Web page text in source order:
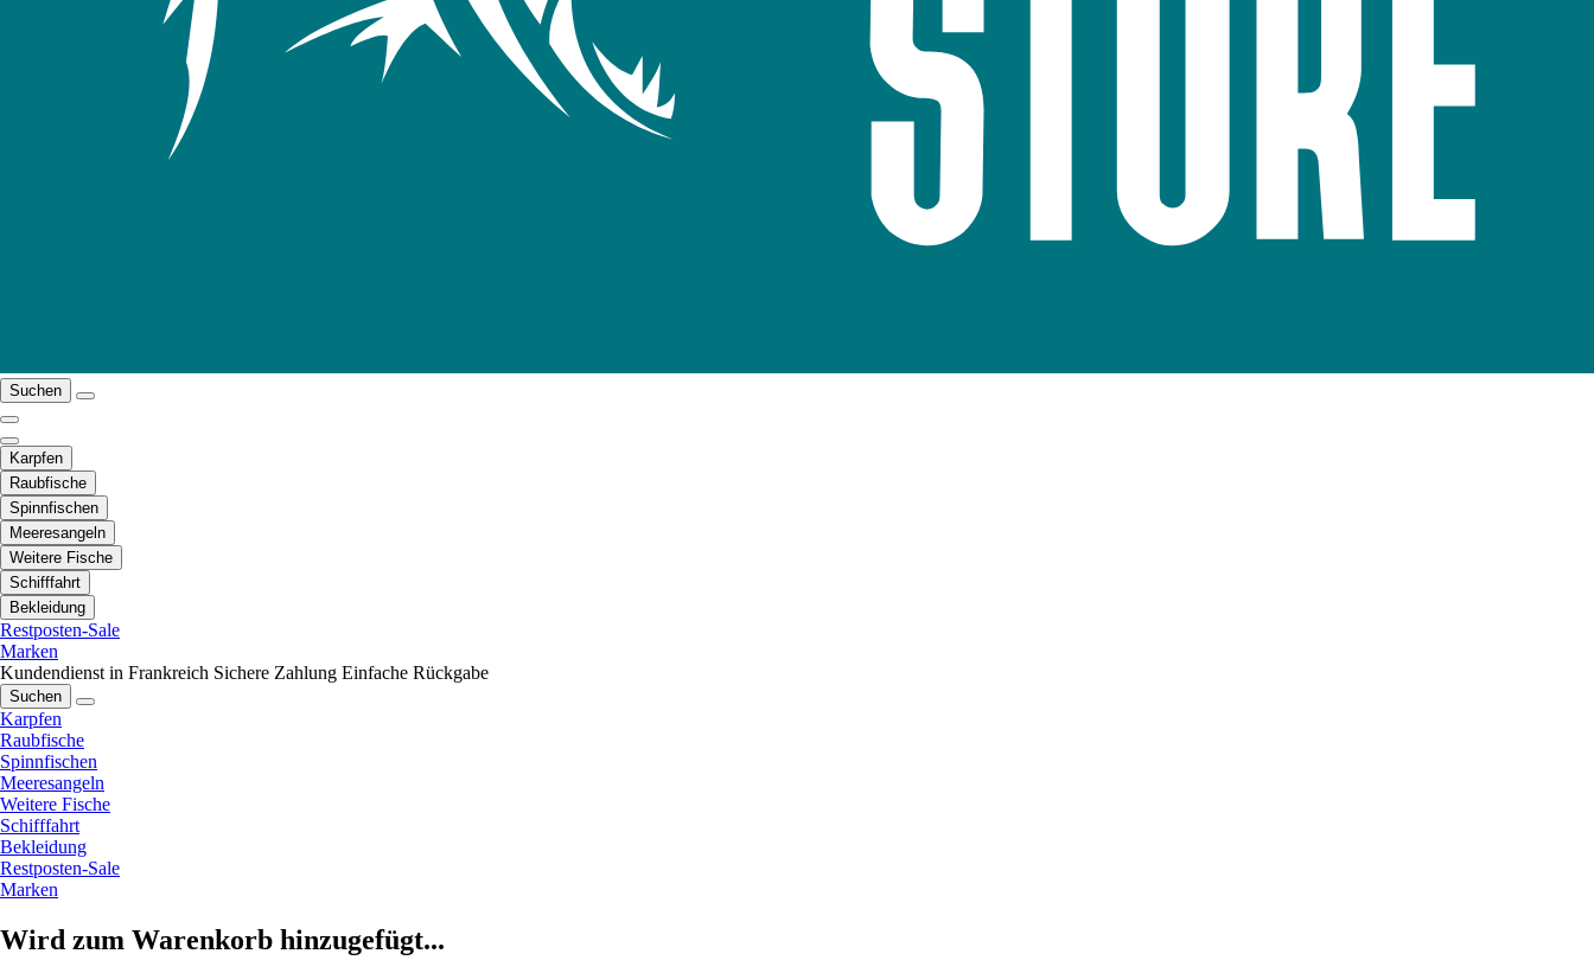
Suchen
Karpfen
Raubfische
Spinnfischen
Meeresangeln
Weitere Fische
Schifffahrt
Bekleidung
Restposten-Sale
Marken
Kundendienst in Frankreich Sichere Zahlung Einfache Rückgabe
Suchen
Karpfen
Raubfische
Spinnfischen
Meeresangeln
Weitere Fische
Schifffahrt
Bekleidung
Restposten-Sale
Marken
Wird zum Warenkorb hinzugefügt...